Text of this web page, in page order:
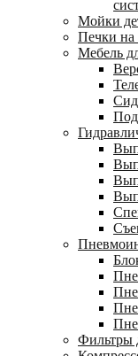
Мойки
Печки на
Мебель
Фильтры